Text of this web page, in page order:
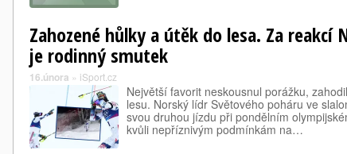
Zahozené hůlky a útěk do lesa. Za reakcí
je rodinný smutek
16.února » iSport.cz
Největší favorit neskousnul porážku,
lesu. Norský lídr Světového poháru ve
svou druhou jízdu při pondělním
kvůli nepříznivým podmínkám na…